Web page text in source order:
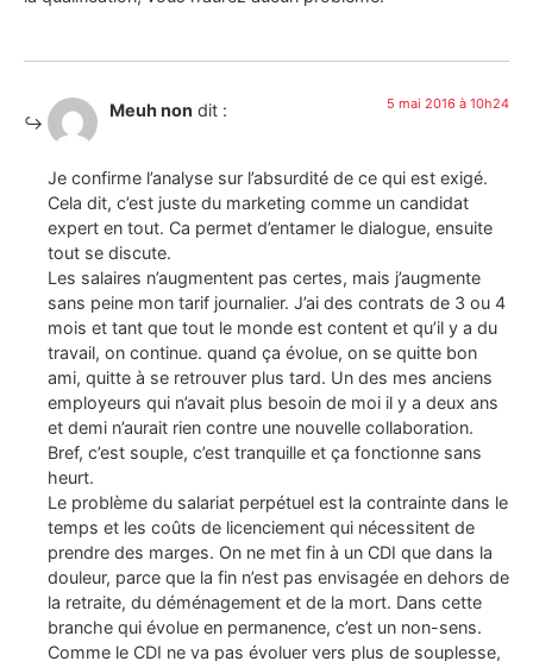
Meuh non dit : 5 mai 2016 à 10h24
Je confirme l’analyse sur l’absurdité de ce qui est exigé.
Cela dit, c’est juste du marketing comme un candidat
expert en tout. Ca permet d’entamer le dialogue, ensuite
tout se discute.
Les salaires n’augmentent pas certes, mais j’augmente
sans peine mon tarif journalier. J’ai des contrats de 3 ou 4
mois et tant que tout le monde est content et qu’il y a du
travail, on continue. quand ça évolue, on se quitte bon
ami, quitte à se retrouver plus tard. Un des mes anciens
employeurs qui n’avait plus besoin de moi il y a deux ans
et demi n’aurait rien contre une nouvelle collaboration.
Bref, c’est souple, c’est tranquille et ça fonctionne sans
heurt.
Le problème du salariat perpétuel est la contrainte dans le
temps et les coûts de licenciement qui nécessitent de
prendre des marges. On ne met fin à un CDI que dans la
douleur, parce que la fin n’est pas envisagée en dehors de
la retraite, du déménagement et de la mort. Dans cette
branche qui évolue en permanence, c’est un non-sens.
Comme le CDI ne va pas évoluer vers plus de souplesse,